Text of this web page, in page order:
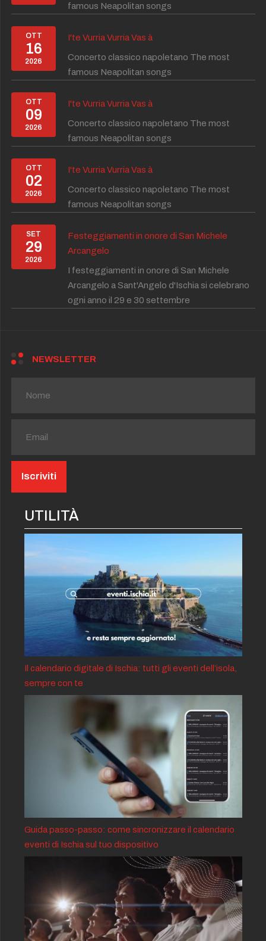
famous Neapolitan songs
OTT
16
2026
I'te Vurria Vurria Vas à
Concerto classico napoletano The most
famous Neapolitan songs
OTT
09
2026
I'te Vurria Vurria Vas à
Concerto classico napoletano The most
famous Neapolitan songs
OTT
02
2026
I'te Vurria Vurria Vas à
Concerto classico napoletano The most
famous Neapolitan songs
SET
29
2026
Festeggiamenti in onore di San Michele
Arcangelo
I festeggiamenti in onore di San Michele
Arcangelo a Sant'Angelo d'Ischia si celebrano
ogni anno il 29 e 30 settembre
NEWSLETTER
UTILITÀ
Il calendario digitale di Ischia: tutti gli eventi dell’isola,
sempre con te
Guida passo-passo: come sincronizzare il calendario
eventi di Ischia sul tuo dispositivo